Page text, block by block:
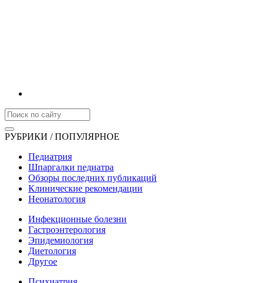
РУБРИКИ / ПОПУЛЯРНОЕ
Педиатрия
Шпаргалки педиатра
Обзоры последних публикаций
Клинические рекомендации
Неонатология
Инфекционные болезни
Гастроэнтерология
Эпидемиология
Диетология
Другое